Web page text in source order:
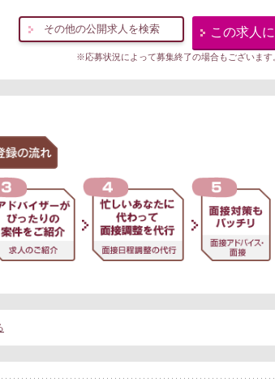
その他の公開求人を検索 この求人
※応募状況によって募集終了の場合もございます